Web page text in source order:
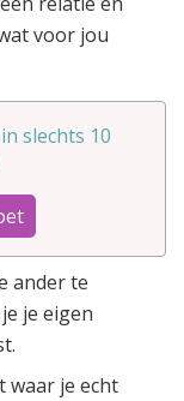
voor jou
slechts 10
ander te
je eigen
waar je echt